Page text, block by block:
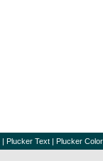
| Plucker Text | Plucker Color